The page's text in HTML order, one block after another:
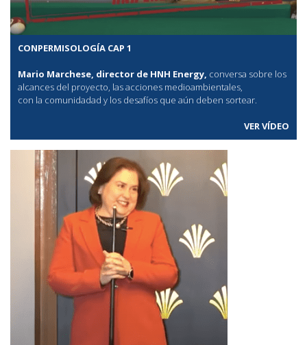
CONPERMISOLOGÍA CAP 1
Mario Marchese, director de HNH Energy, conversa sobre los
alcances del proyecto, las acciones medioambientales,
con la comunidadad y los desafíos que aún deben sortear.
VER VÍDEO